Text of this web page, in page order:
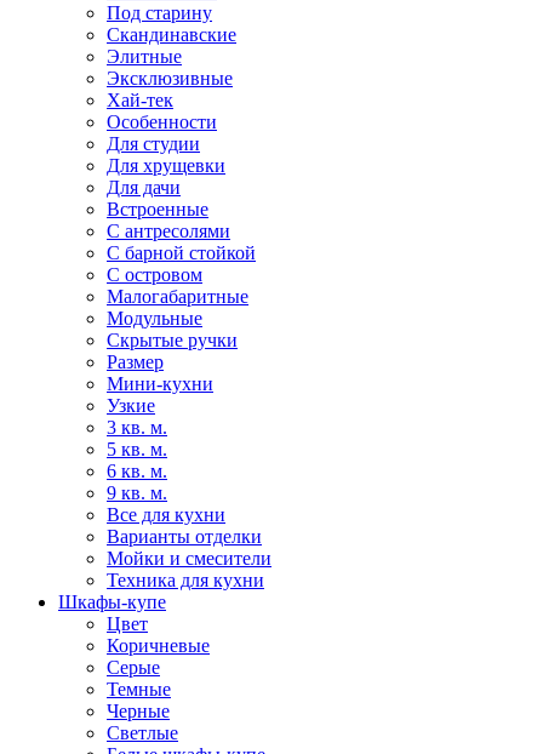
Под старину
Скандинавские
Элитные
Эксклюзивные
Хай-тек
Особенности
Для студии
Для хрущевки
Для дачи
Встроенные
С антресолями
С барной стойкой
С островом
Малогабаритные
Модульные
Скрытые ручки
Размер
Мини-кухни
Узкие
3 кв. м.
5 кв. м.
6 кв. м.
9 кв. м.
Все для кухни
Варианты отделки
Мойки и смесители
Техника для кухни
Шкафы-купе
Цвет
Коричневые
Серые
Темные
Черные
Светлые